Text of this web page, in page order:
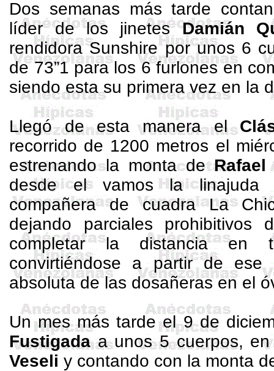
Dos semanas más tarde
líder de los jinetesDamián
rendidora Sunshire por unos 6
de 73”1 para los 6 furlones en
siendo esta su primera vez en la
Llegó de esta manera el
recorrido de 1200 metros el
estrenando la monta deRafael
desde el vamos la
compañera de cuadraLa
dejando parciales prohibitivos
completar la distancia en
convirtiéndose a partir de
absoluta de las dosañeras en el
Un mes más tarde el 9 de
Fustigadaa unos 5 cuerpos,
Veseli y contando con la monta